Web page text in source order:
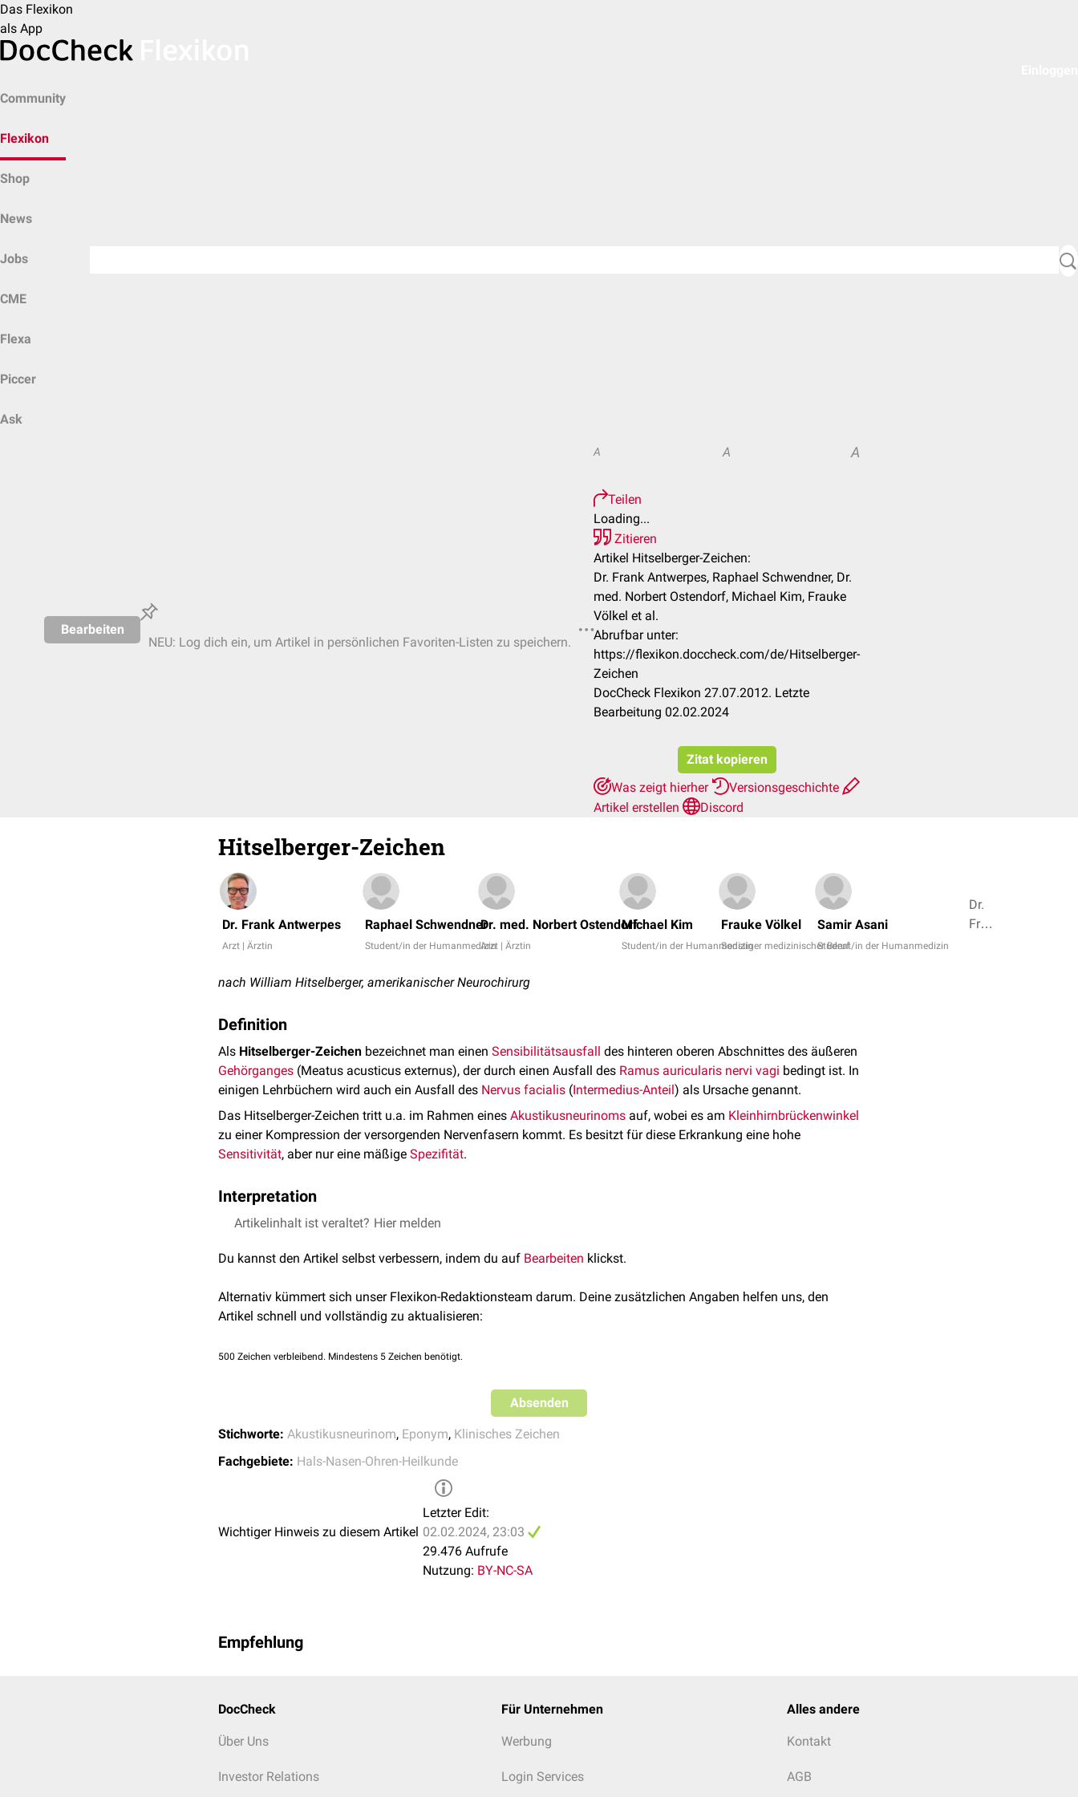
Das Flexikon
als App
Community
Flexikon
Shop
News
Jobs
CME
Flexa
Piccer
Ask
Bearbeiten
NEU: Log dich ein, um Artikel in persönlichen Favoriten-Listen zu speichern.
A A A
Teilen
Loading...
Zitieren
Artikel Hitselberger-Zeichen:
Dr. Frank Antwerpes, Raphael Schwendner, Dr.
med. Norbert Ostendorf, Michael Kim, Frauke
Völkel et al.
Abrufbar unter:
https://flexikon.doccheck.com/de/Hitselberger-
Zeichen
DocCheck Flexikon 27.07.2012. Letzte
Bearbeitung 02.02.2024
Zitat kopieren
Was zeigt hierher
Versionsgeschichte
Artikel erstellen
Discord
Hitselberger-Zeichen
Dr. Frank Antwerpes
Arzt | Ärztin
Raphael Schwendner
Student/in der Humanmedizin
Dr. med. Norbert Ostendorf
Arzt | Ärztin
Michael Kim
Student/in der Humanmedizin
Frauke Völkel
Sonstiger medizinischer Beruf
Samir Asani
Student/in der Humanmedizin
Dr.
Frank
nach William Hitselberger, amerikanischer Neurochirurg
Definition
Als Hitselberger-Zeichen bezeichnet man einen Sensibilitätsausfall des hinteren oberen Abschnittes des äußeren
Gehörganges (Meatus acusticus externus), der durch einen Ausfall des Ramus auricularis nervi vagi bedingt ist. In
einigen Lehrbüchern wird auch ein Ausfall des Nervus facialis (Intermedius-Anteil) als Ursache genannt.
Das Hitselberger-Zeichen tritt u.a. im Rahmen eines Akustikusneurinoms auf, wobei es am Kleinhirnbrückenwinkel
zu einer Kompression der versorgenden Nervenfasern kommt. Es besitzt für diese Erkrankung eine hohe
Sensitivität, aber nur eine mäßige Spezifität.
Interpretation
DerGehörgang wird hinten obensensibel
durch die Reizung des Nervs vermittelt wird. Bei einer Kompression des Ramus auricularis von außen, wie z.B.
Artikelinhalt ist veraltet? Hier melden
Du kannst den Artikel selbst verbessern, indem du auf Bearbeiten klickst.
Alternativ kümmert sich unser Flexikon-Redaktionsteam darum. Deine zusätzlichen Angaben helfen uns, den
Artikel schnell und vollständig zu aktualisieren:
500 Zeichen verbleibend. Mindestens 5 Zeichen benötigt.
Absenden
Stichworte: Akustikusneurinom, Eponym, Klinisches Zeichen
Fachgebiete: Hals-Nasen-Ohren-Heilkunde
Wichtiger Hinweis zu diesem Artikel
Letzter Edit:
02.02.2024, 23:03
29.476 Aufrufe
Nutzung: BY-NC-SA
Empfehlung
DocCheck
Über Uns
Investor Relations
Für Unternehmen
Werbung
Login Services
Alles andere
Kontakt
AGB